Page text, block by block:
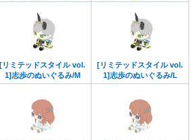
[リミテッドスタイル vol.
1]志歩のぬいぐるみ/M
[リミテッドスタイル vol.
1]志歩のぬいぐるみ/L